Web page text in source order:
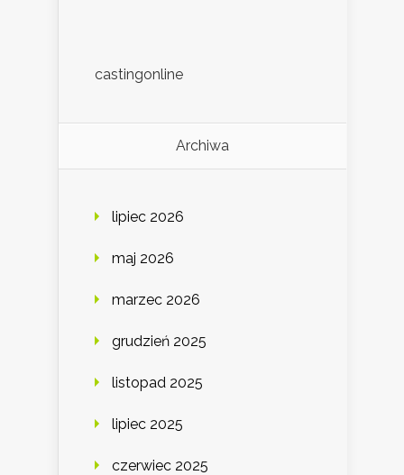
castingonline
Archiwa
lipiec 2026
maj 2026
marzec 2026
grudzień 2025
listopad 2025
lipiec 2025
czerwiec 2025